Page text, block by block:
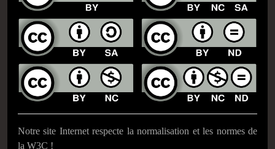
Notre site Internet respecte la normalisation et les normes de
la W3C !